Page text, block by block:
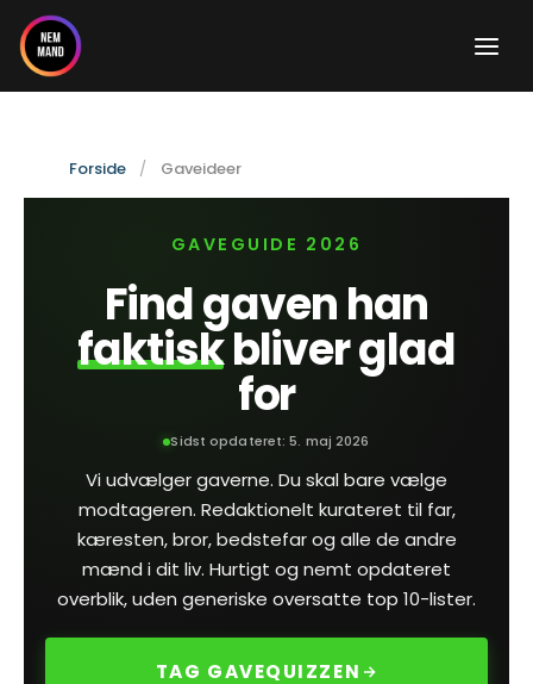
Gå
indholdet
Forside Gaveideer
GAVEGUIDE 2026
Find gaven han
faktiskbliver glad
for
Sidst opdateret:5. maj 2026
Vi udvælger gaverne. Du skal bare vælge
modtageren. Redaktionelt kurateret til far,
kæresten, bror, bedstefar og alle de andre
mænd i dit liv. Hurtigt og nemt opdateret
overblik, uden generiske oversatte top 10-lister.
TAG GAVEQUIZZEN